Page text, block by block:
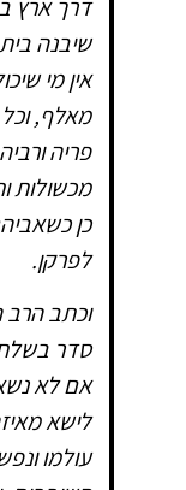
דרך ארץ
שיבנה
אין מי
מאלף,
פריה
מכשולות
כן
לפרקן.
וכתב הרב
סדר
אם לא
לישא
עולמו